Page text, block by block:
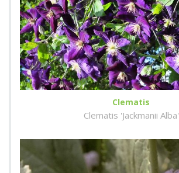
Clematis
Clematis 'Jackmanii Alba'